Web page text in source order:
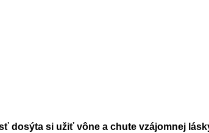
dosýta si užiť vône a chute vzájomnej